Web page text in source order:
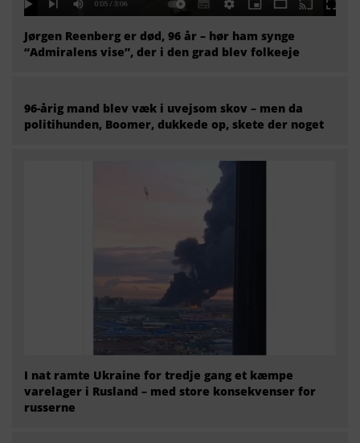
Jørgen Reenberg er død, 96 år – hør ham synge
“Admiralens vise”, der i den grad blev folkeeje
96-årig mand blev væk i uvejsom skov – men da
politihunden, Boomer, dukkede op, skete der noget
I nat ramte Ukraine for tredje gang et kæmpe
varelager i Rusland – med store konsekvenser for
russerne